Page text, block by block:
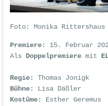
Foto: Monika Rittershaus
Premiere:
15. Februar
Als Doppelpremieremit
Regie:
Thomas Jonigk
Bühne:
Lisa Däßler
Kostüme: Esther Geremus